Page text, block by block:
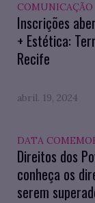
COMUNICAÇÃO
Inscrições
+ Estética:
Recife
abril. 19, 2024
DATA
Direitos dos
conheça os
serem